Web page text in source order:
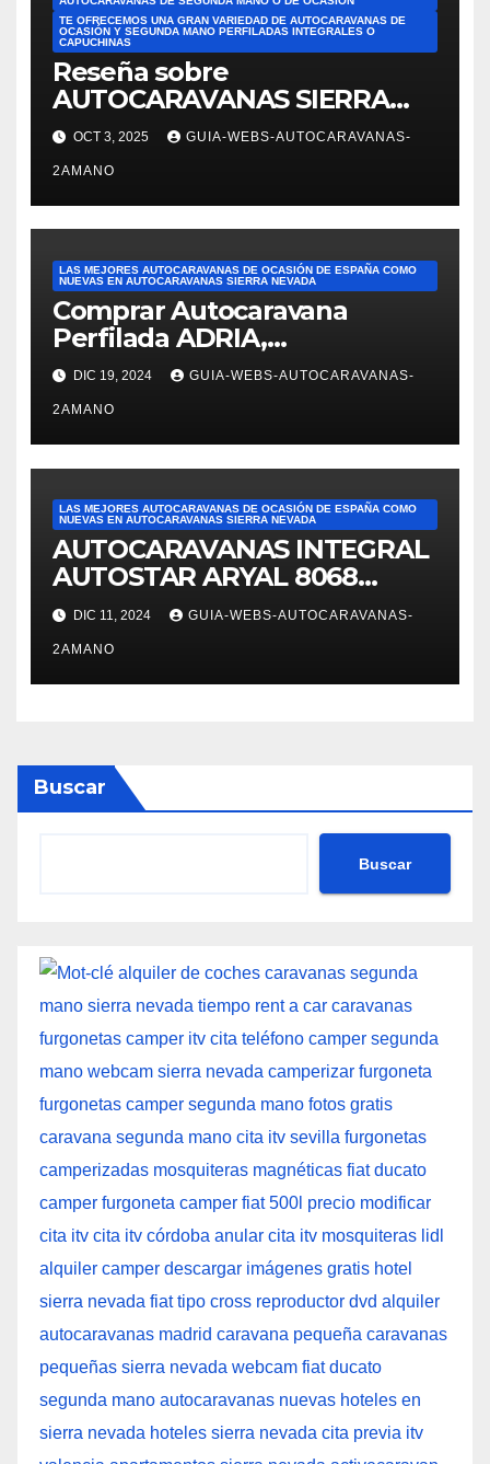
TE OFRECEMOS UNA GRAN VARIEDAD DE AUTOCARAVANAS DE
OCASIÓN Y SEGUNDA MANO PERFILADAS INTEGRALES O
CAPUCHINAS
Reseña sobre
AUTOCARAVANAS SIERRA
NEVADA. Las mejores
reseñas de AUTOCARAVANAS
DE SEGUNDA MANO DE
ESPAÑA. Reseña de JOSÉ
FELIPE PESQUERO. En el
ámbito de ventas: Alejandra
nos mostró varias
autocaravanas. Fue
superprofesional,
OCT 3, 2025 GUIA-WEBS-AUTOCARAVANAS-
2AMANO
LAS MEJORES AUTOCARAVANAS DE OCASIÓN DE ESPAÑA COMO
NUEVAS EN AUTOCARAVANAS SIERRA NEVADA
Comprar Autocaravana
Perfilada ADRIA,
modelo Matrix M680SP en
Autocaravanas Sierra Nevada
DIC 19, 2024 GUIA-WEBS-AUTOCARAVANAS-
2AMANO
LAS MEJORES AUTOCARAVANAS DE OCASIÓN DE ESPAÑA COMO
NUEVAS EN AUTOCARAVANAS SIERRA NEVADA
AUTOCARAVANAS INTEGRAL
AUTOSTAR ARYAL 8068
autocaravanas Sierra Nevada
DIC 11, 2024 GUIA-WEBS-AUTOCARAVANAS-
2AMANO
Buscar
Buscar